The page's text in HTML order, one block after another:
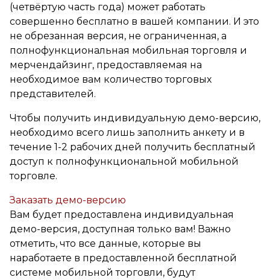
(четвёртую часть года) может работать
совершенно бесплатно в вашей компании. И это
не обрезанная версия, не ограниченная, а
полнофункциональная мобильная торговля и
мерчендайзинг, предоставляемая на
необходимое вам количество торговых
представителей.
Чтобы получить индивидуальную демо-версию,
необходимо всего лишь заполнить анкету и в
течение 1-2 рабочих дней получить бесплатный
доступ к полнофункциональной мобильной
торговле.
Заказать демо-версию
Вам будет предоставлена индивидуальная
демо-версия, доступная только вам! Важно
отметить, что все данные, которые вы
наработаете в предоставленной бесплатной
системе мобильной торговли, будут